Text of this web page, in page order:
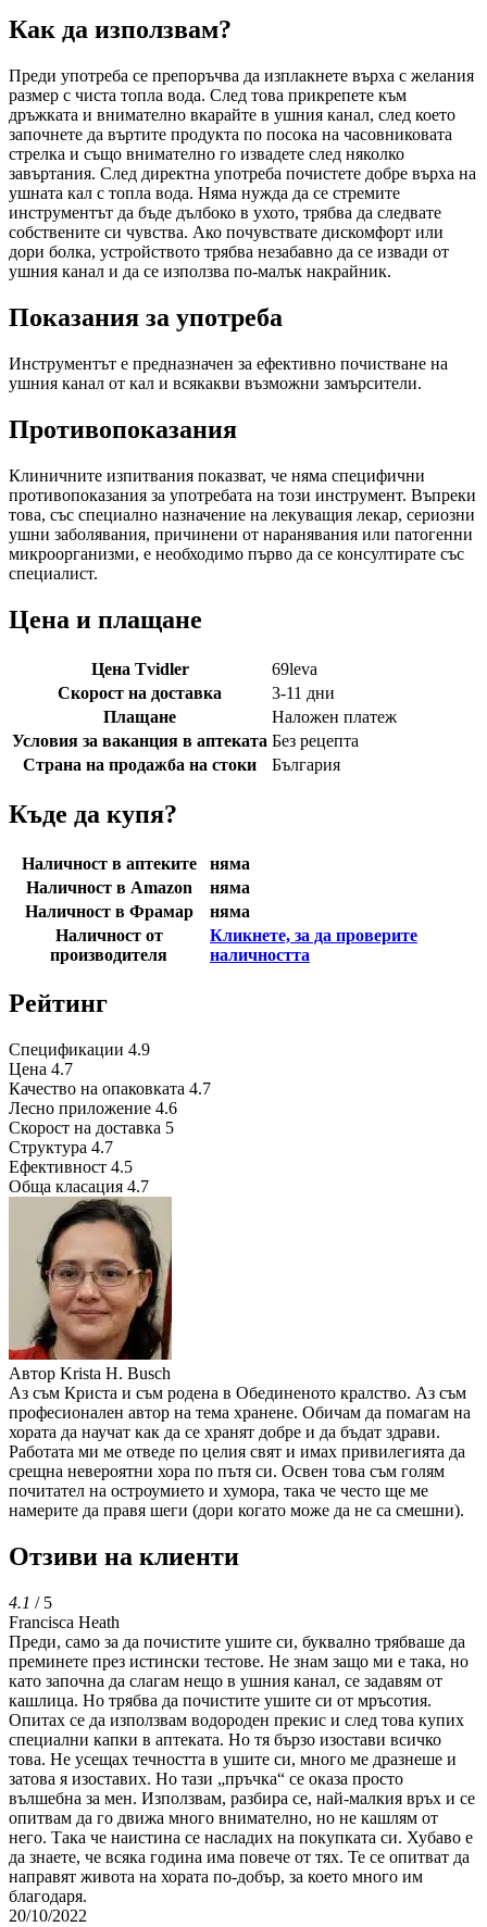
Как да използвам?
Преди употреба се препоръчва да изплакнете върха с желания
размер с чиста топла вода. След това прикрепете към
дръжката и внимателно вкарайте в ушния канал, след което
започнете да въртите продукта по посока на часовниковата
стрелка и също внимателно го извадете след няколко
завъртания. След директна употреба почистете добре върха на
ушната кал с топла вода. Няма нужда да се стремите
инструментът да бъде дълбоко в ухото, трябва да следвате
собствените си чувства. Ако почувствате дискомфорт или
дори болка, устройството трябва незабавно да се извади от
ушния канал и да се използва по-малък накрайник.
Показания за употреба
Инструментът е предназначен за ефективно почистване на
ушния канал от кал и всякакви възможни замърсители.
Противопоказания
Клиничните изпитвания показват, че няма специфични
противопоказания за употребата на този инструмент. Въпреки
това, със специално назначение на лекуващия лекар, сериозни
ушни заболявания, причинени от наранявания или патогенни
микроорганизми, е необходимо първо да се консултирате със
специалист.
Цена и плащане
Цена Tvidler 69leva
Скорост на доставка
3-11 дни
Плащане
Наложен платеж
Условия за ваканция в аптеката Без рецепта
Страна на продажба на стоки
България
Къде да купя?
Наличност в аптеките
няма
Наличност в Amazon
няма
Наличност в Фрамар
няма
Наличност от
производителя
Кликнете, за да проверите
наличността
Рейтинг
Спецификации 4.9
Цена 4.7
Качество на опаковката 4.7
Лесно приложение 4.6
Скорост на доставка 5
Структура 4.7
Ефективност 4.5
Обща класация 4.7
Автор Krista H. Busch
Аз съм Криста и съм родена в Обединеното кралство. Аз съм
професионален автор на тема хранене. Обичам да помагам на
хората да научат как да се хранят добре и да бъдат здрави.
Работата ми ме отведе по целия свят и имах привилегията да
срещна невероятни хора по пътя си. Освен това съм голям
почитател на остроумието и хумора, така че често ще ме
намерите да правя шеги (дори когато може да не са смешни).
Отзиви на клиенти
4.1 / 5
Francisca Heath
Преди, само за да почистите ушите си, буквално трябваше да
преминете през истински тестове. Не знам защо ми е така, но
като започна да слагам нещо в ушния канал, се задавям от
кашлица. Но трябва да почистите ушите си от мръсотия.
Опитах се да използвам водороден прекис и след това купих
специални капки в аптеката. Но тя бързо изостави всичко
това. Не усещах течността в ушите си, много ме дразнеше и
затова я изоставих. Но тази „пръчка“ се оказа просто
вълшебна за мен. Използвам, разбира се, най-малкия връх и се
опитвам да го движа много внимателно, но не кашлям от
него. Така че наистина се насладих на покупката си. Хубаво е
да знаете, че всяка година има повече от тях. Те се опитват да
направят живота на хората по-добър, за което много им
благодаря.
20/10/2022